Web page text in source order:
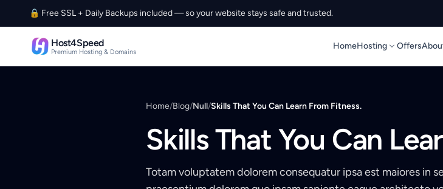
Skip to content
🔒 Free SSL + Daily Backups included — so your website stays safe and trusted.
Host4Speed
Host4Speed
Premium Hosting & Domains
HomeHosting Offers
Home/Blog/Null/Skills That You Can Learn From Fitness.
Skills That You Can
Totam voluptatem dolorem consequatur ipsa est maiores in